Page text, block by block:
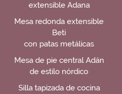
extensible Adana
Mesa redonda extensible
Beti
con patas metálicas
Mesa de pie central Adán
de estilo nórdico
Silla tapizada de cocina